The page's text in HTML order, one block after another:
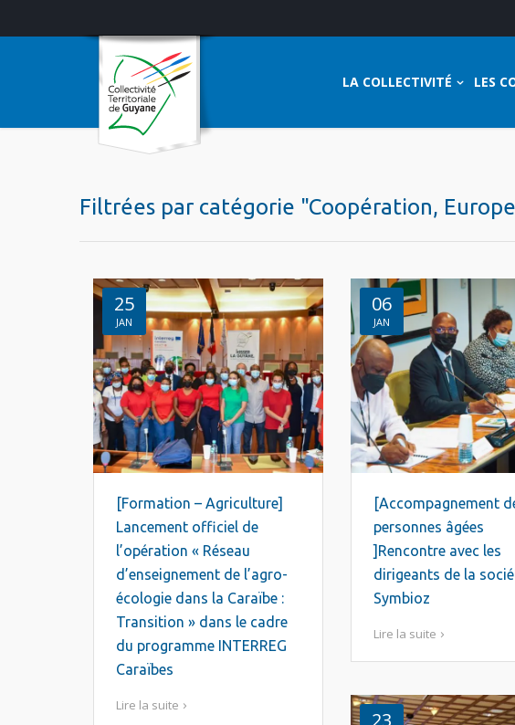
LA COLLECTIVITÉ LES
Filtrées par catégorie "Coopération,
25
JAN
[Formation – Agriculture]
Lancement officiel de
l’opération « Réseau
d’enseignement de l’agro-
écologie dans la Caraïbe :
Transition » dans le cadre
du programme INTERREG
Caraïbes
Lire la suite
06
JAN
[Accompagnement
personnes âgées
]Rencontre avec les
dirigeants de la
Symbioz
Lire la suite
23